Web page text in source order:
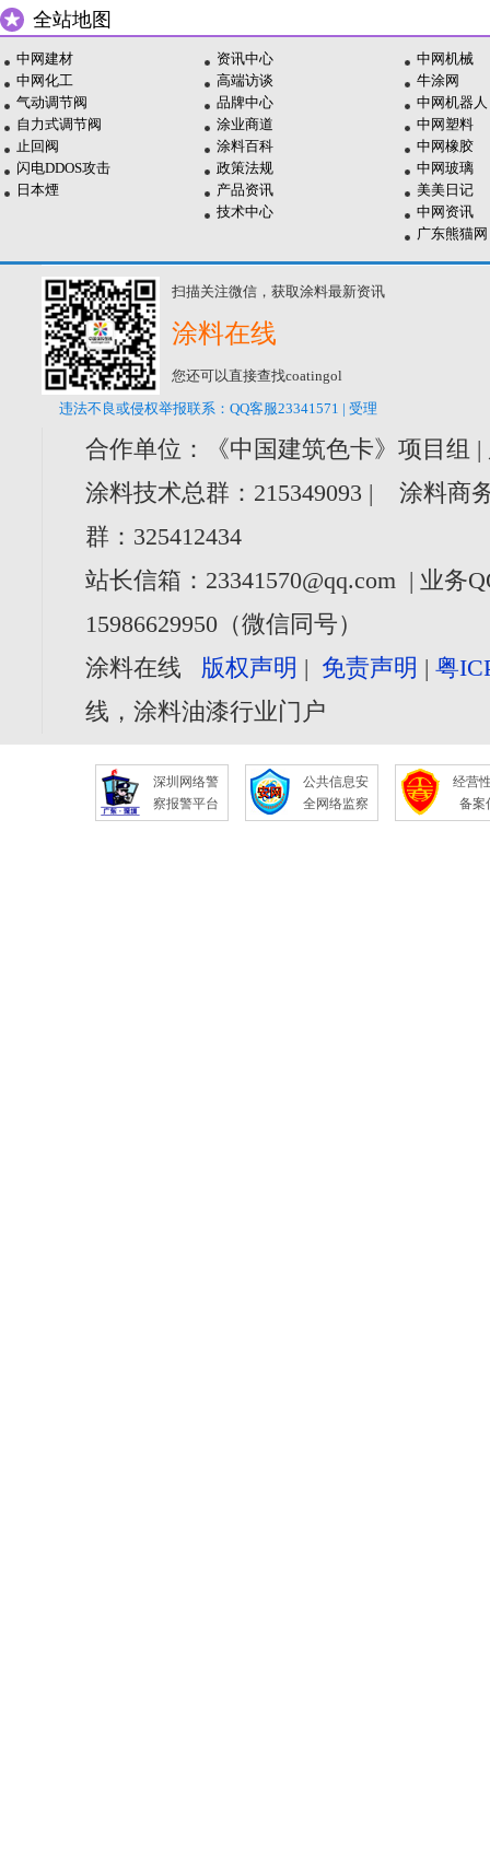
全站地图
中网建材
中网化工
气动调节阀
自力式调节阀
止回阀
闪电DDOS攻击
日本煙
资讯中心
高端访谈
品牌中心
涂业商道
涂料百科
政策法规
产品资讯
技术中心
中网机械
牛涂网
中网机器人
中网塑料
中网橡胶
中网玻璃
美美日记
中网资讯
广东熊猫网
扫描关注微信，获取涂料最新资讯
涂料在线
您还可以直接查找coatingol
违法不良或侵权举报联系：QQ客服23341571 | 受理
合作单位：《中国建筑色卡》项目组
涂料技术总群：215349093 | 涂料商
群：325412434
站长信箱：23341570@qq.com | 业务
15986629950（微信同号）
涂料在线 版权声明 | 免责声明 |粤
线，涂料油漆行业门户
深圳网络警
察报警平台
公共信息安
全网络监察
经营
备案